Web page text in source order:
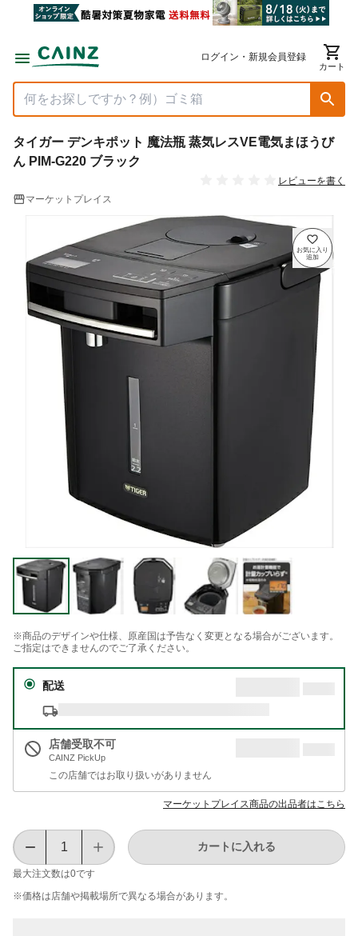
ログイン・新規会員登録
カート
タイガー デンキポット 魔法瓶 蒸気レスVE電気まほうび
ん PIM-G220 ブラック
レビューを書く
マーケットプレイス
※商品のデザインや仕様、原産国は予告なく変更となる場合がございます。
ご指定はできませんのでご了承ください。
配送
店舗受取不可
CAINZ PickUp
この店舗ではお取り扱いがありません
マーケットプレイス商品の出品者はこちら
最大注文数は0です
カートに入れる
※価格は​店舗や​掲載場所で​異なる​場合が​あります。